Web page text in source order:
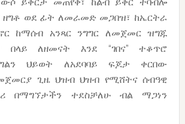
ወደ ፊት ለመራመድ መጋበዝ፣ ከኤርትራ
ከማሰብ አንጻር ንግግር ለመጀመር ዝግጁ
ለዘመናት እንደ “ገበና” ተቆጥሮ
ህይወት ለአደባባይ ፍጆታ ቀርበው
ጊዜ ህዝብ ህዝብ የሚሸትና ሰብዓዊ
በማግኘታችን ተደስቻለሁ ብል ማጋነን